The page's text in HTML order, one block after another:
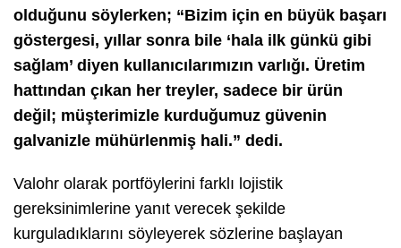
olduğunu söylerken; “Bizim için en büyük başarı
göstergesi, yıllar sonra bile ‘hala ilk günkü gibi
sağlam’ diyen kullanıcılarımızın varlığı. Üretim
hattından çıkan her treyler, sadece bir ürün
değil; müşterimizle kurduğumuz güvenin
galvanizle mühürlenmiş hali.” dedi.
Valohr olarak portföylerini farklı lojistik
gereksinimlerine yanıt verecek şekilde
kurguladıklarını söyleyerek sözlerine başlayan